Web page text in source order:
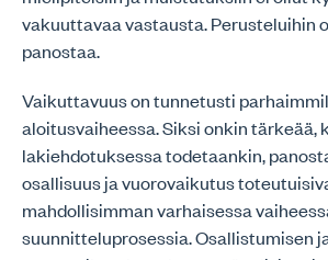
vakuuttavaa vastausta. Perusteluihin
panostaa.
Vaikuttavuus on tunnetusti
aloitusvaiheessa. Siksi onkin tärkeää,
lakiehdotuksessa todetaankin,
osallisuus ja vuorovaikutus
mahdollisimman varhaisessa
suunnitteluprosessia. Osallistumisen